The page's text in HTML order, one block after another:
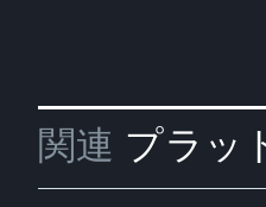
関連 プラッ